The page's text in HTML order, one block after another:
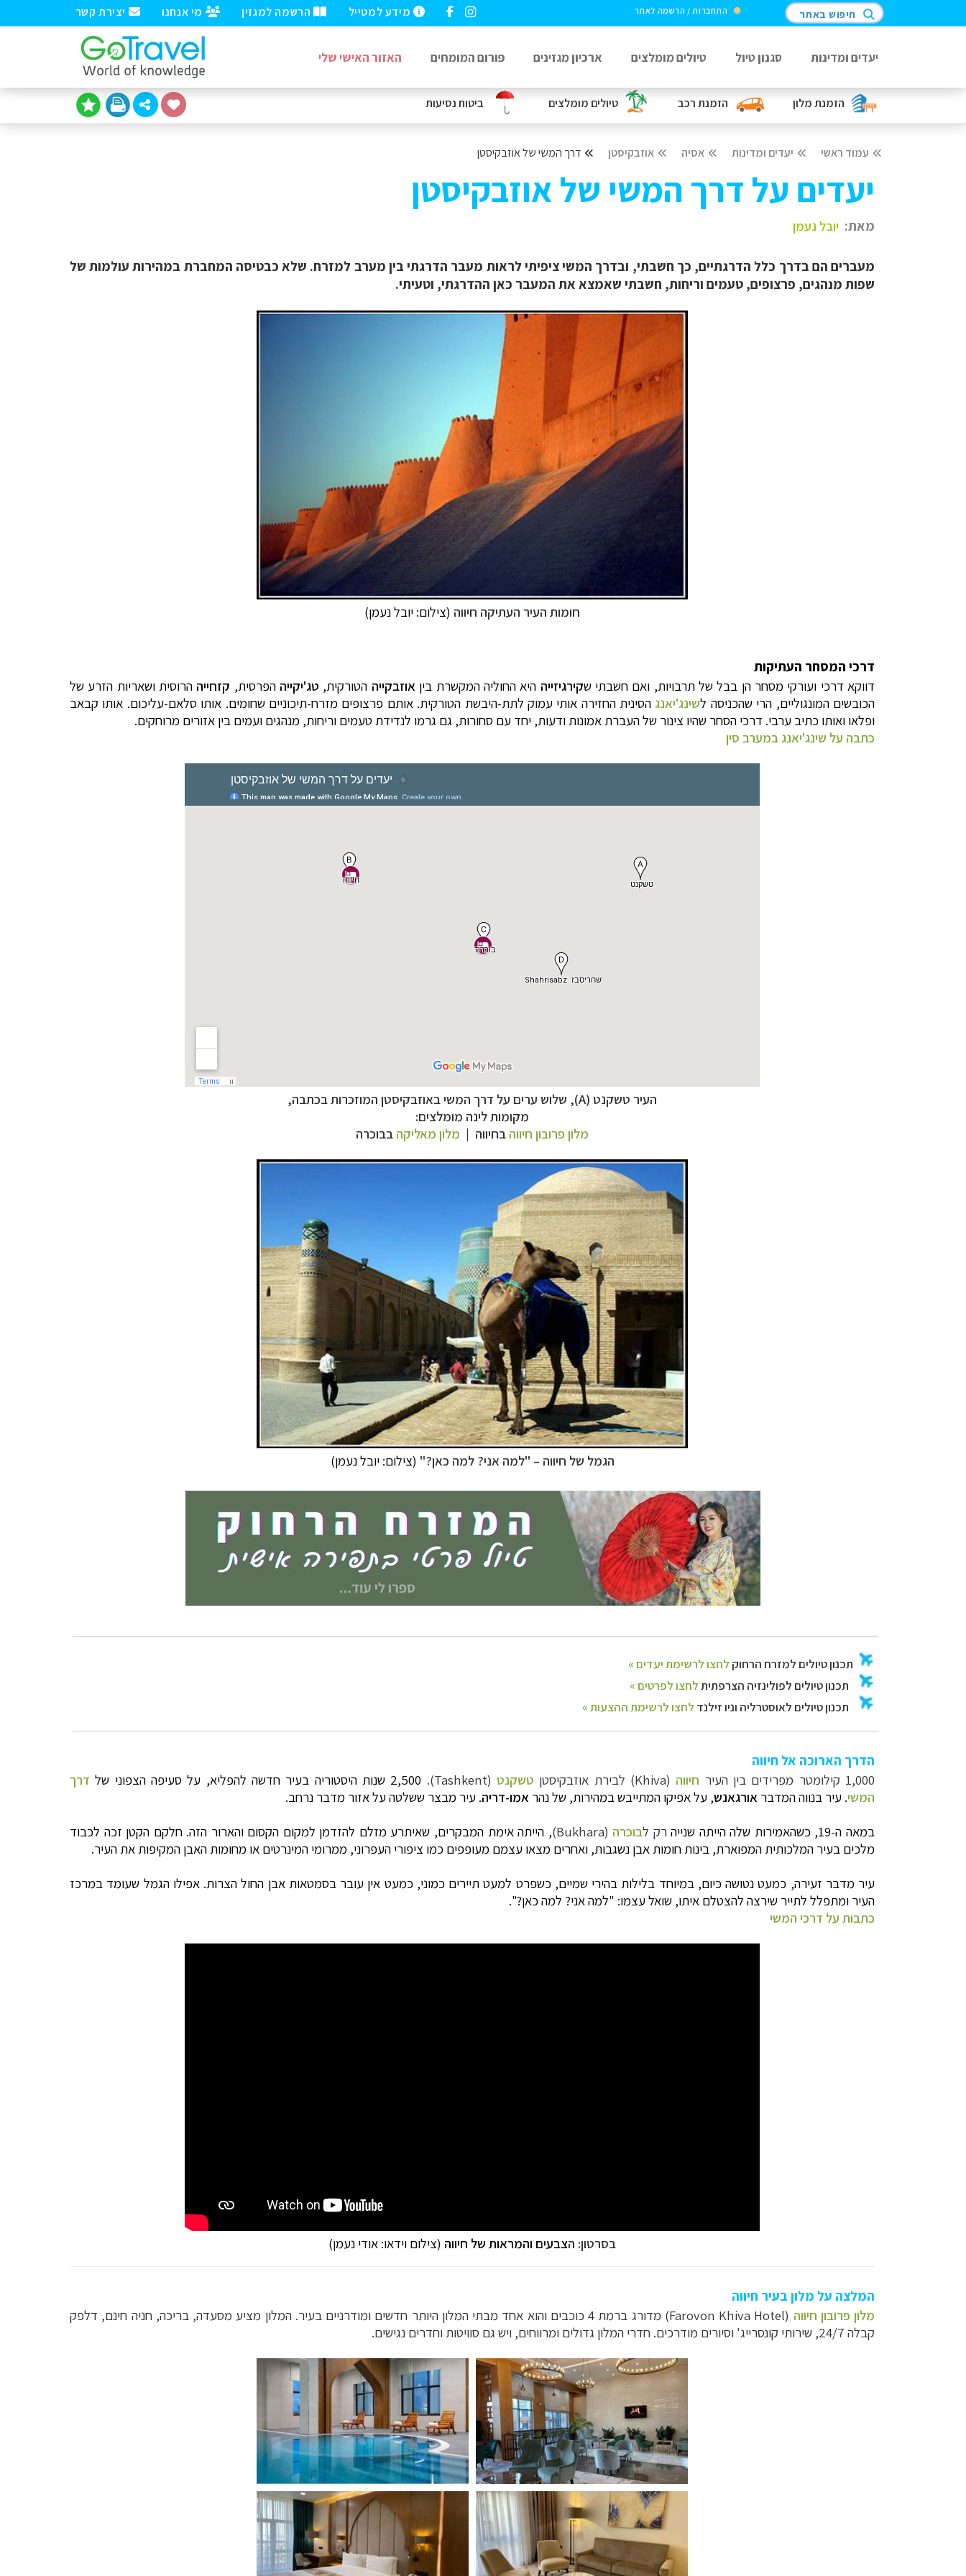
הזמנת מלון הזמנת רכב טיולים מומלצים ביטוח נסיעות
יצירת קשר מי אנחנו הרשמה למגזין מידע למטייל התחברות / הרשמה לאתר חיפוש באתר
יעדים ומדינות סגנון טיול טיולים מומלצים ארכיון מגזינים פורום המומחים האזור האישי שלי
עמוד ראשי יעדים ומדינות אסיה אוזבקיסטן דרך המשי של אוזבקיסטן
יעדים על דרך המשי של אוזבקיסטן
מאת: יובל נעמן
מעברים הם בדרך כלל הדרגתיים, כך חשבתי, ובדרך המשי ציפיתי לראות מעבר הדרגתי בין מערב למזרח. שלא כבטיסה המחברת במהירות עולמות של
שפות מנהגים, פרצופים, טעמים וריחות, חשבתי שאמצא את המעבר כאן ההדרגתי, וטעיתי.
חומות העיר העתיקה חיווה (צילום: יובלנעמן)
דרכי המסחר העתיקות
דווקא דרכי ועורקי מסחר הן בבל של תרבויות, ואם חשבתי שקירגיזייה היא החוליה המקשרת בין אוזבקייה הטורקית, טג'יקייה הפרסית, קזחייה הרוסית ושאריות הזרע של
הכובשים המונגוליים, הרי שהכניסה לשינג'יאנגהסינית החזירה אותי עמוק לתת-היבשת הטורקית. אותם פרצופים מזרח-תיכוניים שחומים. אותו סלאם-עליכום. אותו קבאב
ופלאו ואותו כתיב ערבי. דרכי הסחר שהיו צינור של העברת אמונות ודעות, יחד עם סחורות, גם גרמו לנדידת טעמים וריחות, מנהגים ועמים בין אזורים מרוחקים.
כתבה על שינג'יאנג במערב סין
העיר טשקנט (A), שלוש ערים על דרך המשי באוזבקיסטן המוזכרות בכתבה,
מקומות לינה מומלצים:
מלון פרובון חיווה בחיווה | מלון מאליקה בבוכרה
הגמל של חיווה – "למה אני? למה כאן?" (צילום: יובלנעמן)
טיולים למזרח הרחוקלחצו לרשימת יעדים »
טיולים לפולינזיה הצרפתית לחצו לפרטים »
טיולים לאוסטרליה וניו זילנדלחצו לרשימת ההצעות »
הדרך הארוכה אל חיווה
1,000 קילומטר מפרידים בין העיר
חיווה (Khiva) לבירת אוזבקיסטן טשקנט (Tashkent). 2,500 שנות היסטוריה בעיר חדשה להפליא, על סעיפה הצפוני של
דרך
המשי. עיר בנווה המדבר אורגאנש, על אפיקו המתייבש במהירות, של נהר אמו-דריה. עיר מבצר ששלטה על אזור מדבר נרחב.
במאה ה-19, כשהאמירות שלה הייתה שנייה
רק לבוכרה (Bukhara)
, הייתה אימת המבקרים, שאיתרע מזלם להזדמן למקום הקסום והארור הזה. חלקם הקטן זכה לכבוד
מלכים בעיר המלכותית המפוארת, בינות חומות אבן נשגבות, ואחרים מצאו עצמם מעופפים כמו ציפורי העפרוני, ממרומי המינרטים או מחומות האבן המקיפות את העיר.
עיר מדבר זעירה, כמעט נטושה כיום, במיוחד בלילות בהירי שמיים, כשפרט למעט תיירים כמוני, כמעט אין עובר בסמטאות אבן החול הצרות. אפילו הגמל שעומד במרכז
העיר ומתפלל לתייר שירצה להצטלם איתו, שואל עצמו: "למה אני? למה כאן?".
כתבות על דרכי המשי
בסרטון: הצבעים והמראות של חיווה (צילום וידאו: אודי נעמן)
המלצה על מלון בעיר חיווה
מלון פרובון חיווה
(Farovon Khiva Hotel) מדורג ברמת 4 כוכבים והוא אחד מבתי המלון היותר חדשים ומודרניים בעיר. המלון מציע מסעדה, בריכה, חניה חינם, דלפק
קבלה 24/7, שירותי קונסרייג' וסיורים מודרכים. חדרי המלון גדולים ומרווחים, ויש גם סוויטות וחדרים נגישים.